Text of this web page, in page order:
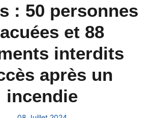
: 50 personnes
et 88
interdits
après un
incendie